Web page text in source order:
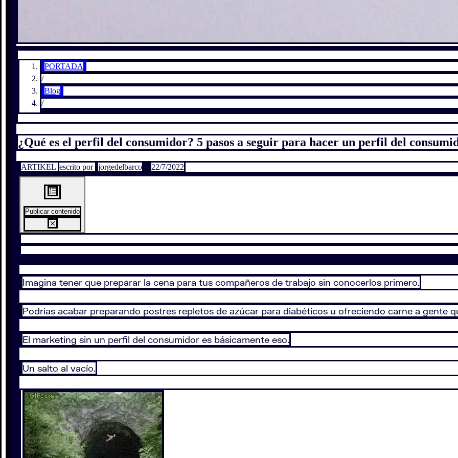
PORTADA
/
Blog
/
¿Qué es el perfil del consumidor? 5 pasos a seguir para hacer un perfil del
ARTIKEL escrito por jorgedelbarco 22/7/2022
Publicar contenido
Imagina tener que preparar la cena para tus compañeros de trabajo sin conocerlos primero.
Podrías acabar preparando postres repletos de azúcar para diabéticos u ofreciendo carne a gente
El marketing sin un perfil del consumidor es básicamente eso.
Un salto al vacío.